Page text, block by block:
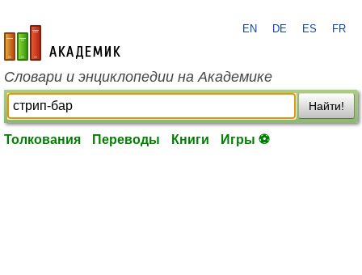
academic.ru
EN DE ES FR
Словари и энциклопедии на Академике
Найти!
Толкования Переводы Книги Игры ⚽